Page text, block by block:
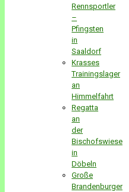
Rennsportler
–
Pfingsten
in
Saaldorf
Krasses
Trainingslager
an
Himmelfahrt
Regatta
an
der
Bischofswiese
in
Döbeln
Große
Brandenburger